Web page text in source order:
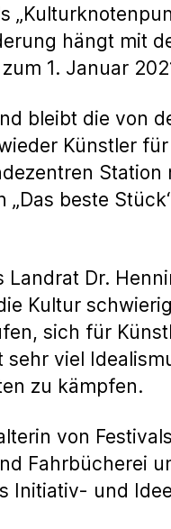
hängt mit
1. Januar
bleibt die von
Künstler
beste
Dr.
Kultur
sich für
sehr viel
zu kämpfen.
von
Fahrbücherei
Initiativ- und